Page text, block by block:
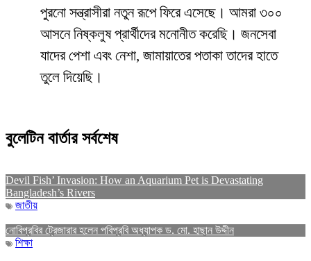
পুরনো সন্ত্রাসীরা নতুন রূপে ফিরে এসেছে। আমরা ৩০০
আসনে নিষ্কলুষ প্রার্থীদের মনোনীত করেছি। জনসেবা
যাদের পেশা এবং নেশা, জামায়াতের পতাকা তাদের হাতে
তুলে দিয়েছি।
বুলেটিন বার্তার সর্বশেষ
Devil Fish’ Invasion: How an Aquarium Pet is Devastating
Bangladesh’s Rivers
জাতীয়
নোবিপ্রবির ট্রেজারার হলেন পবিপ্রবি অধ্যাপক ড. মো. হাছান উদ্দীন
শিক্ষা